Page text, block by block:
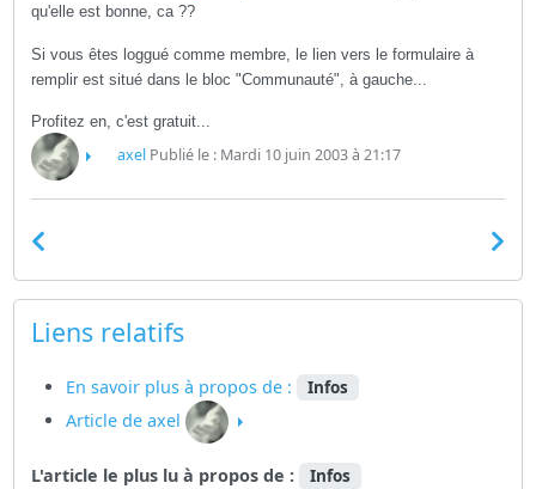
qu'elle est bonne, ca ??
Si vous êtes loggué comme membre, le lien vers le formulaire à
remplir est situé dans le bloc "Communauté", à gauche...
Profitez en, c'est gratuit...
axelPublié le : Mardi 10 juin 2003 à 21:17
Liens relatifs
En savoir plus à propos de : Infos
Article de axel
L'article le plus lu à propos de : Infos